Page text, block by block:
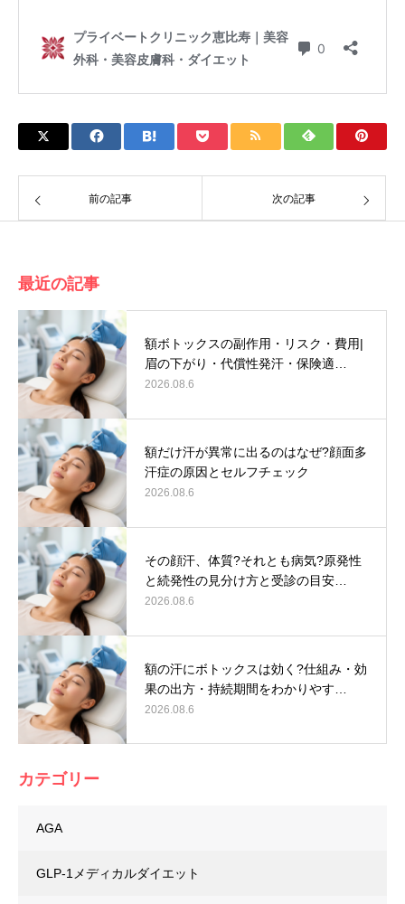
前の記事 次の記事
最近の記事
額ボトックスの副作用・リスク・費用|
眉の下がり・代償性発汗・保険適…
2026.08.6
額だけ汗が異常に出るのはなぜ?顔面多
汗症の原因とセルフチェック
2026.08.6
その顔汗、体質?それとも病気?原発性
と続発性の見分け方と受診の目安…
2026.08.6
額の汗にボトックスは効く?仕組み・効
果の出方・持続期間をわかりやす…
2026.08.6
カテゴリー
AGA
GLP-1メディカルダイエット